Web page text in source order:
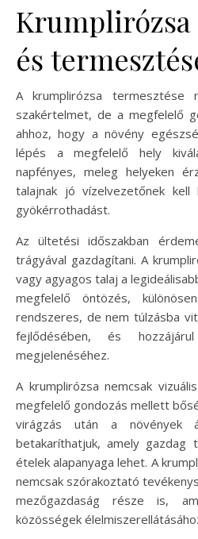
Krumplirózsa
és
A krumplirózsa termesztése
szakértelmet, de a megfelelő
ahhoz, hogy a növény
lépés a megfelelő hely
napfényes, meleg helyeken
talajnak jó vízelvezetőnek kell
gyökérrothadást.
Az ültetési időszakban
trágyával gazdagítani. A
vagy agyagos talaj a
megfelelő öntözés,
rendszeres, de nem túlzásba
fejlődésében, és
megjelenéséhez.
A krumplirózsa nemcsak
megfelelő gondozás mellett
virágzás után a növények
betakaríthatjuk, amely gazdag
ételek alapanyaga lehet. A
nemcsak szórakoztató
mezőgazdaság része is,
közösségek